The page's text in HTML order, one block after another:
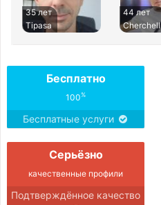
35 лет
Tipasa
44 лет
Cherchell
Бесплатно
100%
Бесплатные услуги
Серьёзно
качественные профили
Подтверждённое качество